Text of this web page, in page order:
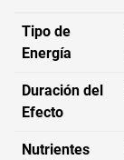
Tipo de
Energía
Duración del
Efecto
Nutrientes